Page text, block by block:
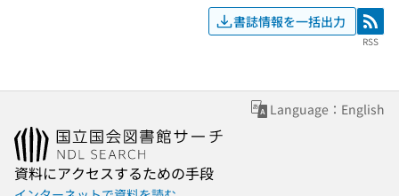
書誌情報を一括出力 RSS
RSS
Language：English
資料にアクセスするための手段